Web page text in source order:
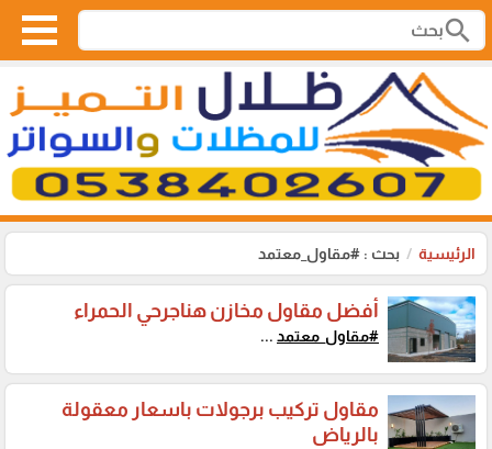
search
الرئيسية بحث : #مقاول_معتمد
أفضل مقاول مخازن هناجرحي الحمراء
#مقاول_معتمد ...
مقاول تركيب برجولات باسعار معقولة
بالرياض